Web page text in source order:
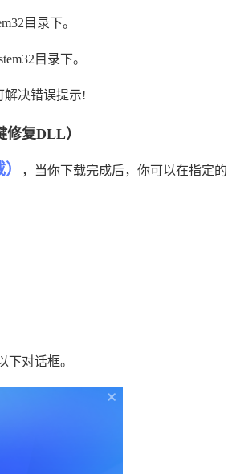
目录下。
目录下。
解决错误提示!
复DLL）
，当你下载完成后，你可以在指定的
对话框。